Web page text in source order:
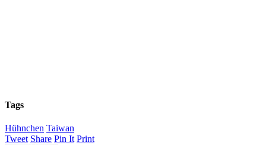
Tags
Hühnchen Taiwan
Tweet Share Pin It Print